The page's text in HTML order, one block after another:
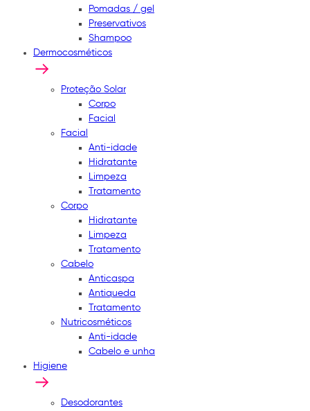
Pomadas / gel
Preservativos
Shampoo
Dermocosméticos
Proteção Solar
Corpo
Facial
Facial
Anti-idade
Hidratante
Limpeza
Tratamento
Corpo
Hidratante
Limpeza
Tratamento
Cabelo
Anticaspa
Antiqueda
Tratamento
Nutricosméticos
Anti-idade
Cabelo e unha
Higiene
Desodorantes